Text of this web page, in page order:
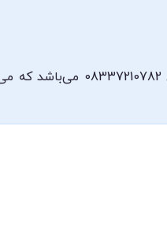
شماره تلفن مطب دکتر سیما گل